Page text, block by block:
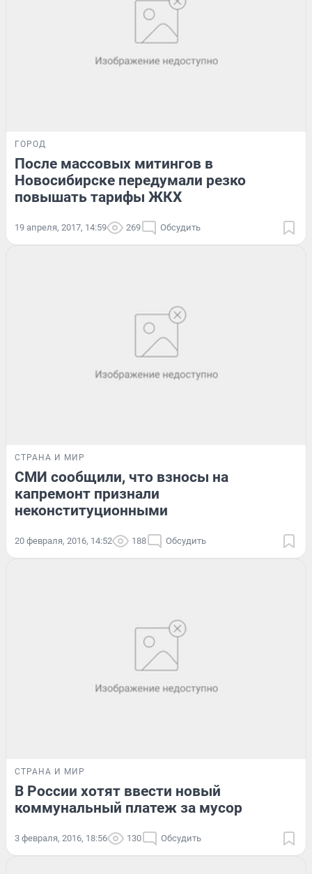
ГОРОД
После массовых митингов в
Новосибирске передумали резко
повышать тарифы ЖКХ
19 апреля, 2017, 14:59 269 Обсудить
СТРАНА И МИР
СМИ сообщили, что взносы на
капремонт признали
неконституционными
20 февраля, 2016, 14:52 188 Обсудить
СТРАНА И МИР
В России хотят ввести новый
коммунальный платеж за мусор
3 февраля, 2016, 18:56 130 Обсудить